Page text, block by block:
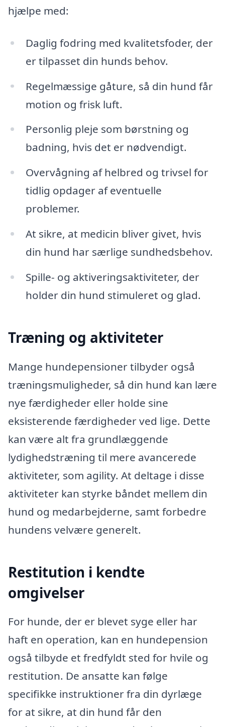
hjælpe med:
Daglig fodring med kvalitetsfoder, der
er tilpasset din hunds behov.
Regelmæssige gåture, så din hund får
motion og frisk luft.
Personlig pleje som børstning og
badning, hvis det er nødvendigt.
Overvågning af helbred og trivsel for
tidlig opdager af eventuelle
problemer.
At sikre, at medicin bliver givet, hvis
din hund har særlige sundhedsbehov.
Spille- og aktiveringsaktiviteter, der
holder din hund stimuleret og glad.
Træning og aktiviteter
Mange hundepensioner tilbyder også
træningsmuligheder, så din hund kan lære
nye færdigheder eller holde sine
eksisterende færdigheder ved lige. Dette
kan være alt fra grundlæggende
lydighedstræning til mere avancerede
aktiviteter, som agility. At deltage i disse
aktiviteter kan styrke båndet mellem din
hund og medarbejderne, samt forbedre
hundens velvære generelt.
Restitution i kendte
omgivelser
For hunde, der er blevet syge eller har
haft en operation, kan en hundepension
også tilbyde et fredfyldt sted for hvile og
restitution. De ansatte kan følge
specifikke instruktioner fra din dyrlæge
for at sikre, at din hund får den